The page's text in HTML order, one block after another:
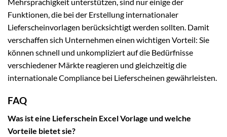
Mehrsprachigkeit unterstützen, sind nur einige der
Funktionen, die bei der Erstellung internationaler
Lieferscheinvorlagen berücksichtigt werden sollten. Damit
verschaffen sich Unternehmen einen wichtigen Vorteil: Sie
können schnell und unkompliziert auf die Bedürfnisse
verschiedener Märkte reagieren und gleichzeitig die
internationale Compliance bei Lieferscheinen gewährleisten.
FAQ
Was ist eine Lieferschein Excel Vorlage und welche
Vorteile bietet sie?